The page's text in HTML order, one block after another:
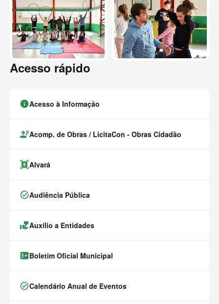
Acesso rápido
infoAcesso à Informação
engineeringAcomp. de Obras / LicitaCon - Obras Cidadão
document_scannerAlvará
task_altAudiência Pública
volunteer_activismAuxílio a Entidades
fact_checkBoletim Oficial Municipal
task_altCalendário Anual de Eventos